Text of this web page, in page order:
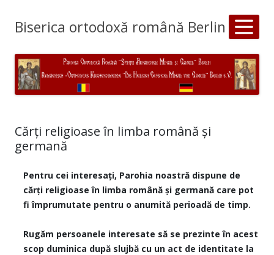
Biserica ortodoxă română Berlin
Cărţi religioase în limba română şi
germană
Pentru cei interesaţi, Parohia noastră dispune de
cărţi religioase în limba română şi germană care pot
fi împrumutate pentru o anumită perioadă de timp.
Rugăm persoanele interesate să se prezinte în acest
scop duminica după slujbă cu un act de identitate la